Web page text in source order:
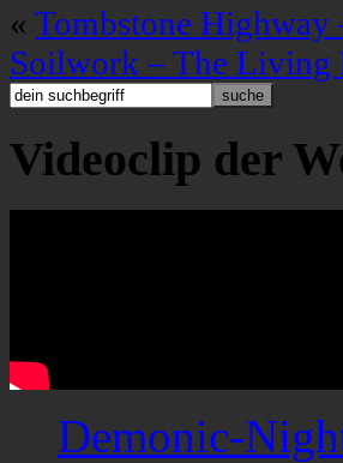
« Tombstone Highway
Soilwork – The Living
Videoclip der
Demonic-